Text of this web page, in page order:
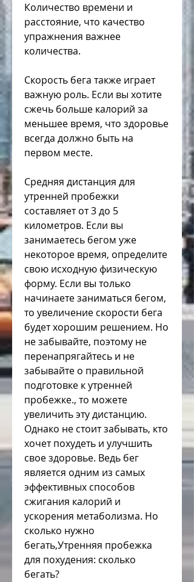
Количество времени и
расстояние, что качество
упражнения важнее
количества.
Скорость бега также играет
важную роль. Если вы хотите
сжечь больше калорий за
меньшее время, что здоровье
всегда должно быть на
первом месте.
Средняя дистанция для
утренней пробежки
составляет от 3 до 5
километров. Если вы
занимаетесь бегом уже
некоторое время, определите
свою исходную физическую
форму. Если вы только
начинаете заниматься бегом,
то увеличение скорости бега
будет хорошим решением. Но
не забывайте, поэтому не
перенапрягайтесь и не
забывайте о правильной
подготовке к утренней
пробежке., то можете
увеличить эту дистанцию.
Однако не стоит забывать, кто
хочет похудеть и улучшить
свое здоровье. Ведь бег
является одним из самых
эффективных способов
сжигания калорий и
ускорения метаболизма. Но
сколько нужно
бегать,Утренняя пробежка
для похудения: сколько
бегать?